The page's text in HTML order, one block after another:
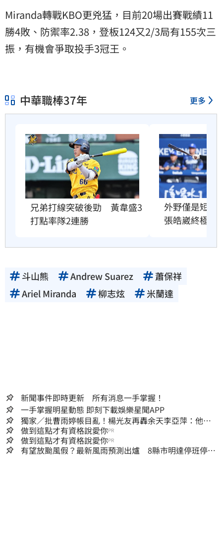
Miranda轉戰KBO更兇猛，目前20場出賽戰績11
勝4敗、防禦率2.38，登板124又2/3局有155次三
振，有機會爭取投手3冠王。
中華職棒37年 更多
兄弟打線突破後勁　黃韋盛3
打點率隊2連勝
外野僅是短暫
張皓崴終極目
斗山熊 Andrew Suarez
蕭保祥
Ariel Miranda
柳志炫 米蘭達
新聞事件即時更新 所有消息一手掌握！
一手掌握明星動態 即刻下載娛樂星聞APP
獨家／批曹雨婷帳目亂！楊光友再轟余天李亞萍：他們
工會跟演藝圈沒關
做到這點才有資格說愛你PR
做到這點才有資格說愛你PR
有望放颱風假？最新風雨預測出爐 8縣市明達停班停課